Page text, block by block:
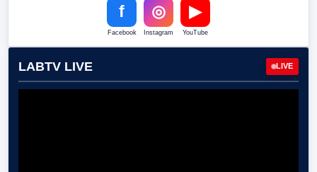
f
Facebook
◎
Instagram
▶
YouTube
LABTV LIVE LIVE